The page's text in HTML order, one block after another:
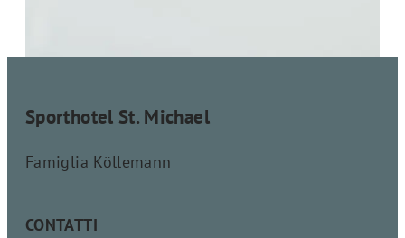
Sporthotel St. Michael
Famiglia Köllemann
CONTATTI